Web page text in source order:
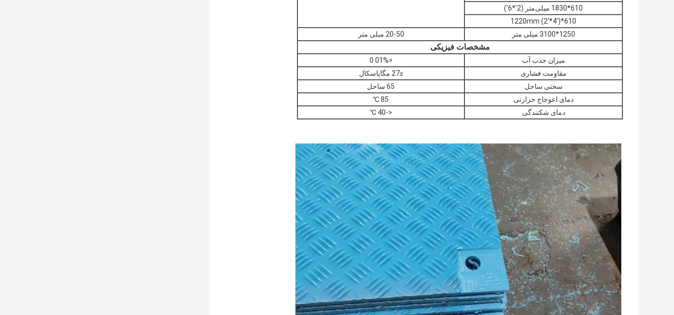
610*1830 میلی‌متر (2'*6')
610*1220mm (2'*4')
1250*3100 میلی متر
20-50 میلی متر
مشخصات فیزیکی
میزان جذب آب
<0.01%
مقاومت فشاری
≥27 مگاپاسکال
سختی ساحل
65 ساحل
دمای اعوجاج حرارتی
85 ℃
دمای شکنندگی
<-40 ℃